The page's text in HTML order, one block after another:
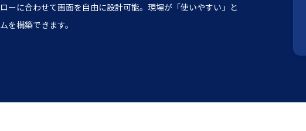
ーに合わせて画面を自由に設計可能。現場が「使いやすい」と
を構築できます。